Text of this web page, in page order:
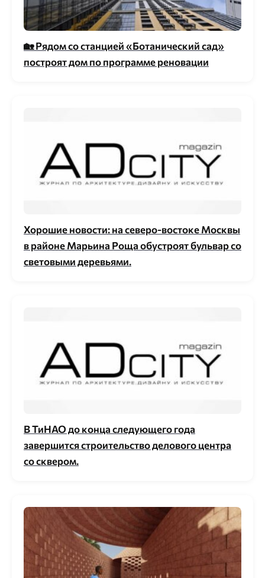
🏡 Рядом со станцией «Ботанический сад»
построят дом по программе реновации
Хорошие новости: на северо-востоке Москвы
в районе Марьина Роща обустроят бульвар со
световыми деревьями.
В ТиНАО до конца следующего года
завершится строительство делового центра
со сквером.